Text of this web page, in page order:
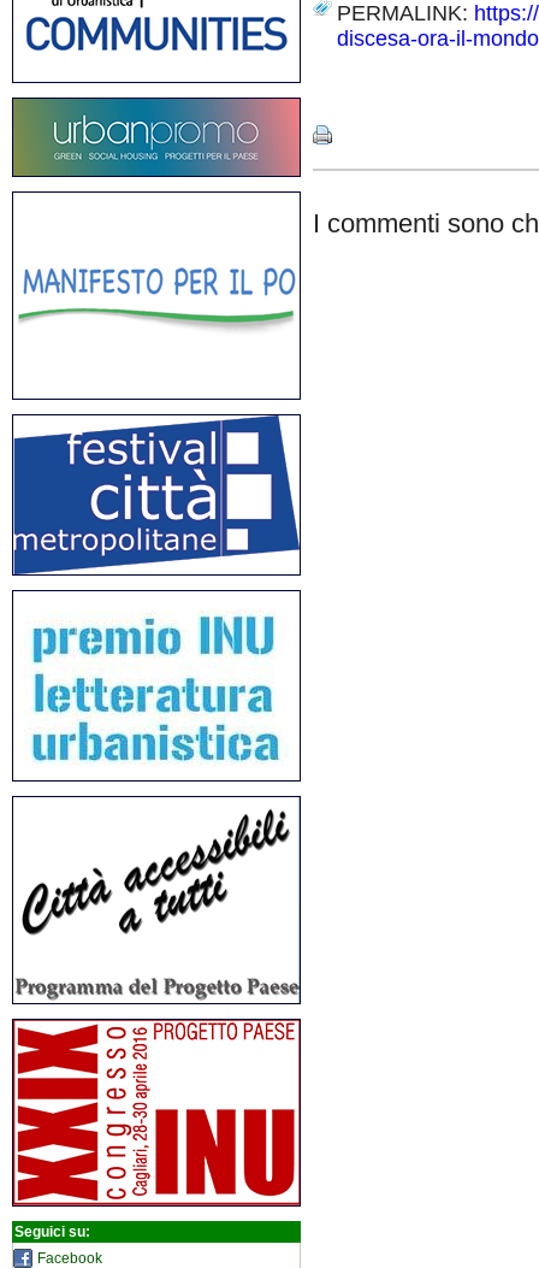
Seguici su:
Facebook
PERMALINK:
discesa-ora-il-
I commenti sono